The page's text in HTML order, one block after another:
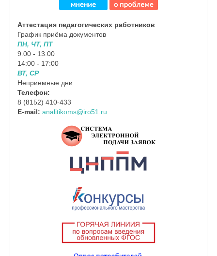
Аттестация педагогических работников
График приёма документов
ПН, ЧТ, ПТ
9:00 - 13:00
14:00 - 17:00
ВТ, СР
Неприемные дни
Телефон:
8 (8152) 410-433
E-mail: analitikoms@iro51.ru